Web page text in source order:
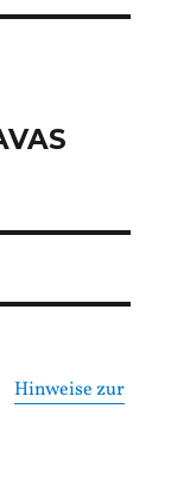
Hinweise zur